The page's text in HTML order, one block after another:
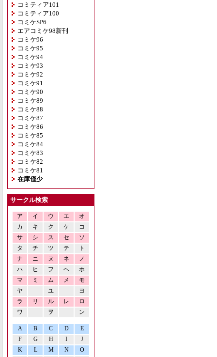
コミティア101
コミティア100
コミケSP6
エアコミケ98新刊
コミケ96
コミケ95
コミケ94
コミケ93
コミケ92
コミケ91
コミケ90
コミケ89
コミケ88
コミケ87
コミケ86
コミケ85
コミケ84
コミケ83
コミケ82
コミケ81
在庫僅少
サークル検索
ア イ ウ エ
オ
カ
キ ク ケ
コ
サ
シ ス セ
ソ
タ
チ ツ テ
ト
ナ
ニ ヌ ネ
ノ
ハ
ヒ フ ヘ
ホ
マ
ミ ム メ
モ
ヤ
ユ
ヨ
ラ
リ ル レ
ロ
ワ
ヲ ン
A B C D
E
F
G H I
J
K
L M N O